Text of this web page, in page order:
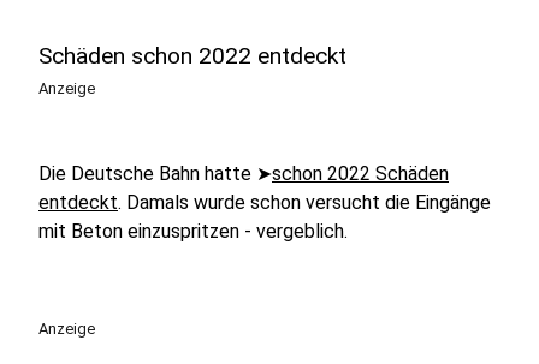
Schäden schon 2022 entdeckt
Anzeige
Die Deutsche Bahn hatte ➤schon 2022 Schäden
entdeckt. Damals wurde schon versucht die Eingänge
mit Beton einzuspritzen - vergeblich.
Anzeige